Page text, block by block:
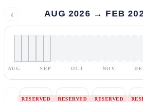
‹ AUG 2026 → FEB
AUG SEP OCT NOV
RESERVED RESERVED RESERVED